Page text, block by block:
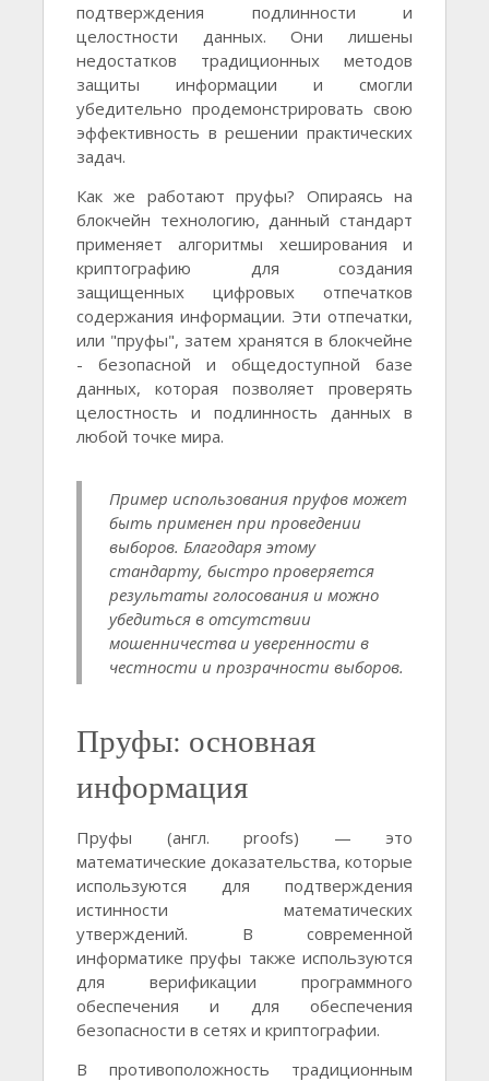
подтверждения подлинности и
целостности данных. Они лишены
недостатков традиционных методов
защиты информации и смогли
убедительно продемонстрировать свою
эффективность в решении практических
задач.
Как же работают пруфы? Опираясь на
блокчейн технологию, данный стандарт
применяет алгоритмы хеширования и
криптографию для создания
защищенных цифровых отпечатков
содержания информации. Эти отпечатки,
или "пруфы", затем хранятся в блокчейне
- безопасной и общедоступной базе
данных, которая позволяет проверять
целостность и подлинность данных в
любой точке мира.
Пример использования пруфов может
быть применен при проведении
выборов. Благодаря этому
стандарту, быстро проверяется
результаты голосования и можно
убедиться в отсутствии
мошенничества и уверенности в
честности и прозрачности выборов.
Пруфы: основная
информация
Пруфы (англ. proofs) — это
математические доказательства, которые
используются для подтверждения
истинности математических
утверждений. В современной
информатике пруфы также используются
для верификации программного
обеспечения и для обеспечения
безопасности в сетях и криптографии.
В противоположность традиционным